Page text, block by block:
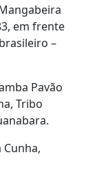
em frente
–
Pavão
Tribo
Cunha,